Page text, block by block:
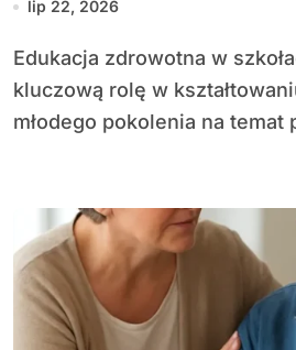
lip 22, 2026
Edu­kacja zdrowotna w szkołach odgrywa
kluczową rolę w
młodego pokolenia na temat